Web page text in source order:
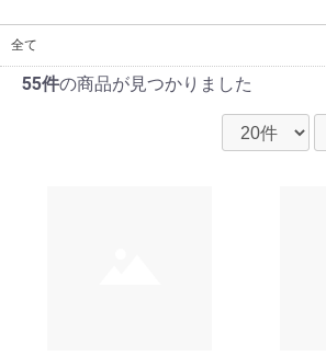
全て
55件の商品が見つかりました